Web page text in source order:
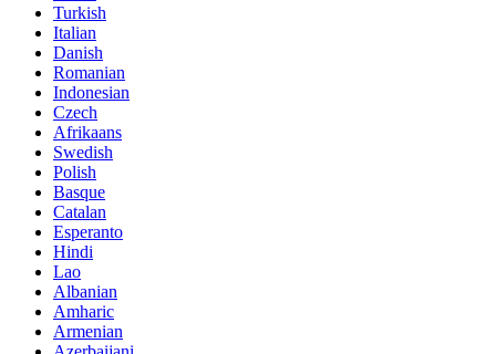
Turkish
Italian
Danish
Romanian
Indonesian
Czech
Afrikaans
Swedish
Polish
Basque
Catalan
Esperanto
Hindi
Lao
Albanian
Amharic
Armenian